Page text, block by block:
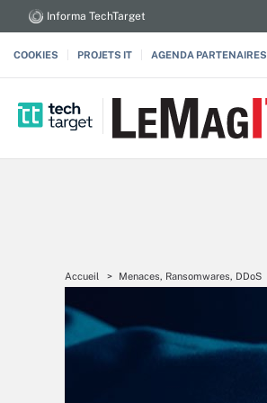
Informa TechTarget
COOKIES PROJETS IT AGENDA PARTENAIRES
Accueil Menaces, Ransomwares, DDoS